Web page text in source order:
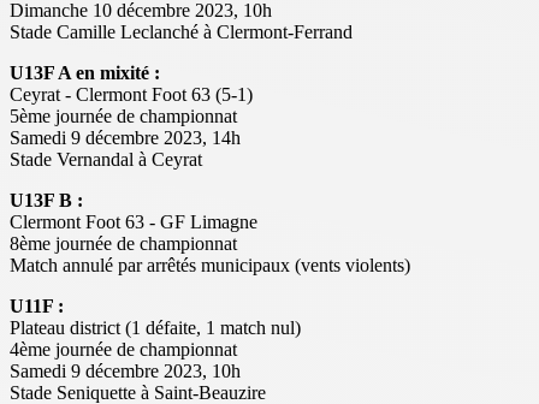
Dimanche 10 décembre 2023, 10h
Stade Camille Leclanché à Clermont-Ferrand
U13F A en mixité :
Ceyrat - Clermont Foot 63 (5-1)
5ème journée de championnat
Samedi 9 décembre 2023, 14h
Stade Vernandal à Ceyrat
U13F B :
Clermont Foot 63 - GF Limagne
8ème journée de championnat
Match annulé par arrêtés municipaux (vents violents)
U11F :
Plateau district (1 défaite, 1 match nul)
4ème journée de championnat
Samedi 9 décembre 2023, 10h
Stade Seniquette à Saint-Beauzire